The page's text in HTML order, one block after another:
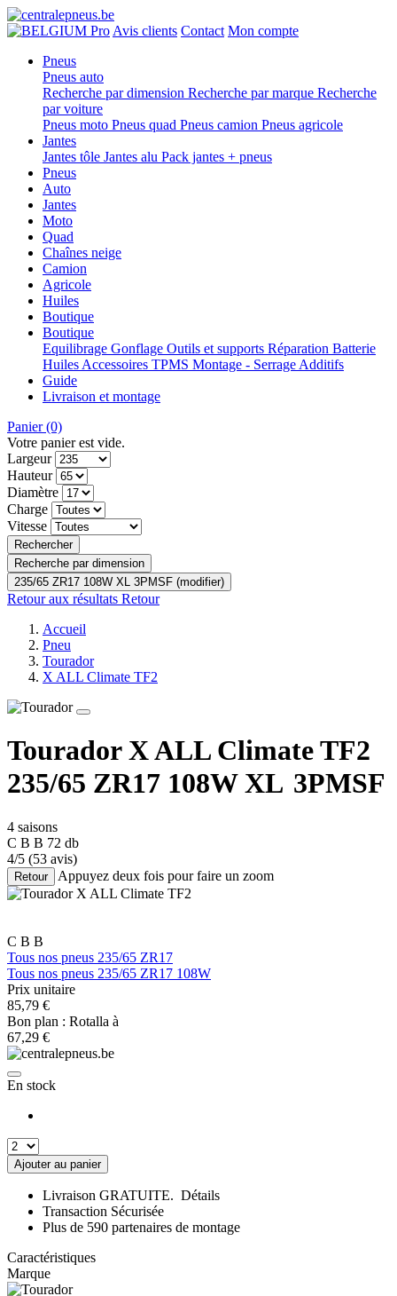
Pro Avis clients Contact Mon compte
Pneus
Pneus auto
Recherche par dimension Recherche par marque Recherche
par voiture
Pneus moto Pneus quad Pneus camion Pneus agricole
Jantes
Jantes tôle Jantes alu Pack jantes + pneus
Pneus
Auto
Jantes
Moto
Quad
Chaînes neige
Camion
Agricole
Huiles
Boutique
Boutique
Equilibrage Gonflage Outils et supports Réparation Batterie
Huiles Accessoires TPMS Montage - Serrage Additifs
Guide
Livraison et montage
Panier (0)
Votre panier est vide.
Largeur
Hauteur
Diamètre
Charge
Vitesse
Rechercher
Recherche par dimension
235/65 ZR17 108W XL 3PMSF (modifier)
Retour aux résultats Retour
Accueil
Pneu
Tourador
X ALL Climate TF2
Tourador X ALL Climate TF2
235/65 ZR17 108WXL 3PMSF
4 saisons
C B B 72 db
4/5 (53 avis)
Retour Appuyez deux fois pour faire un zoom
C B B
Tous nos pneus 235/65 ZR17
Tous nos pneus 235/65 ZR17 108W
Prix unitaire
85,79 €
Bon plan : Rotalla à
67,29 €
En stock
Ajouter au panier
Livraison GRATUITE. Détails
Transaction Sécurisée
Plus de 590 partenaires de montage
Caractéristiques
Marque